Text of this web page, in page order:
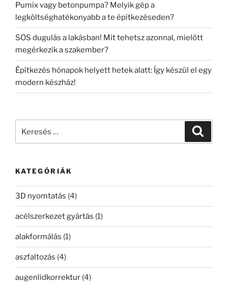
Pumix vagy betonpumpa? Melyik gép a
legköltséghatékonyabb a te építkezéseden?
SOS dugulás a lakásban! Mit tehetsz azonnal, mielőtt
megérkezik a szakember?
Építkezés hónapok helyett hetek alatt: Így készül el egy
modern készház!
KATEGÓRIÁK
3D nyomtatás (4)
acélszerkezet gyártás (1)
alakformálás (1)
aszfaltozás (4)
augenlidkorrektur (4)